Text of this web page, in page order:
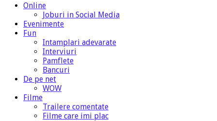
Online
Joburi in Social Media
Evenimente
Fun
Intamplari adevarate
Interviuri
Pamflete
Bancuri
De pe net
WOW
Filme
Trailere comentate
Filme care imi plac